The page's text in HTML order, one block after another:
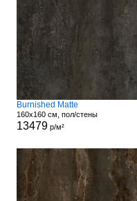
Burnished Matte
160x160 см, пол/стены
13479р/м²